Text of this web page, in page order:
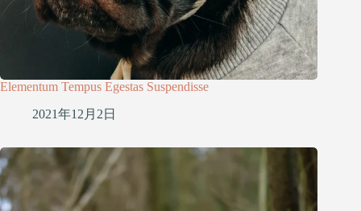
Elementum Tempus Egestas Suspendisse
2021年12月2日